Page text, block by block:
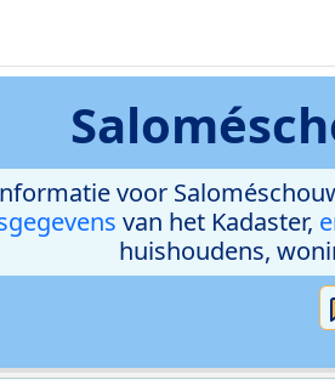
voor
van het Kadaster,
huishoudens,